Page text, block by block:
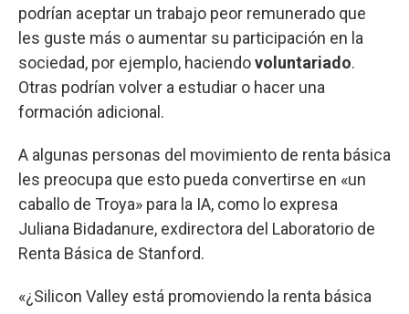
podrían aceptar un trabajo peor remunerado que
les guste más o aumentar su participación en la
sociedad, por ejemplo, haciendovoluntariado.
Otras podrían volver a estudiar o hacer una
formación adicional.
A algunas personas del movimiento de renta básica
les preocupa que esto pueda convertirse en «un
caballo de Troya» para la IA, como lo expresa
Juliana Bidadanure, exdirectora del Laboratorio de
Renta Básica de Stanford.
«¿Silicon Valley está promoviendo la renta básica